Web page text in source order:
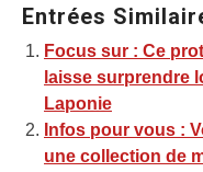
Entrées
Focus sur : Ce
laisse surprendre
Laponie
Infos pour vous :
une collection de